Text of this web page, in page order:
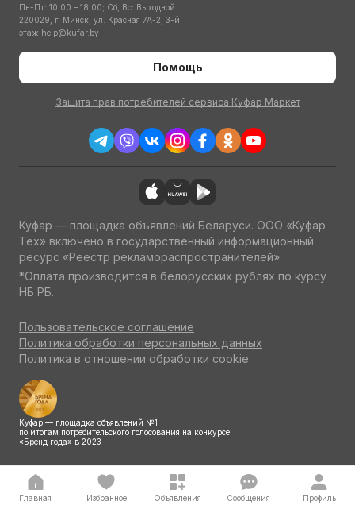
Пн-Пт: 10:00 – 18:00; Сб, Вс: Выходной
220029, г. Минск, ул. Красная 7А-2, 3-й
этаж help@kufar.by
Помощь
Защита прав потребителей сервиса Куфар Маркет
Куфар — площадка объявлений Беларуси. ООО «Куфар
Тех» включено в государственный информационный
ресурс «Реестр рекламораспространителей»
*Оплата производится в белорусских рублях по курсу
НБ РБ.
Пользовательское соглашение
Политика обработки персональных данных
Политика в отношении обработки cookie
Куфар — площадка объявлений №1
по итогам потребительского голосования на конкурсе
«Бренд года» в 2023
Главная Избранное Объявления Сообщения Профиль